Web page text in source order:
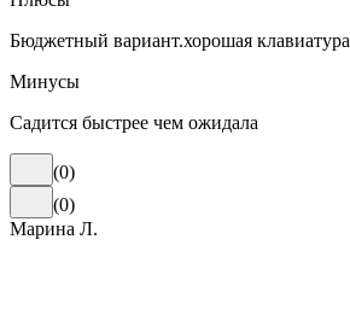
Бюджетный вариант.хорошая клавиатура
Минусы
Садится быстрее чем ожидала
(0)
(0)
Марина Л.